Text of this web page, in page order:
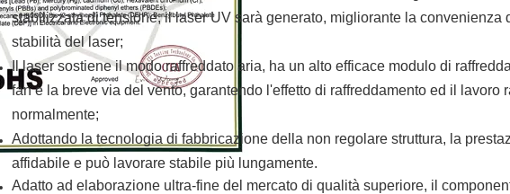
stabilizzata di tensione, il laser UV sarà generato, migliorante la convenienza
stabilità del laser;
Il laser sostiene il modo raffreddato aria, ha un alto efficace modulo di
fan e la breve via del vento, garantendo l'effetto di raffreddamento ed il lavoro
normalmente;
Adottando la tecnologia di fabbricazione della non regolare struttura, la
affidabile e può lavorare stabile più lungamente.
Adatto ad elaborazione ultra-fine del mercato di qualità superiore, il